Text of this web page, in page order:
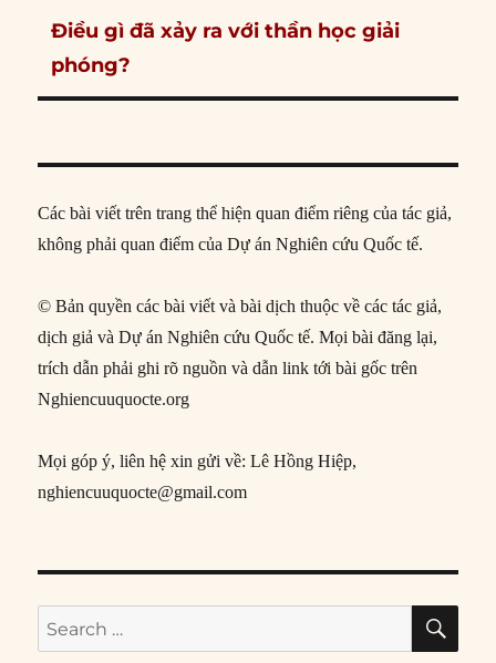
Next
post:
Điều gì đã xảy ra với thần học giải
phóng?
Các bài viết trên trang thể hiện quan điểm riêng của tác giả,
không phải quan điểm của Dự án Nghiên cứu Quốc tế.
© Bản quyền các bài viết và bài dịch thuộc về các tác giả,
dịch giả và Dự án Nghiên cứu Quốc tế. Mọi bài đăng lại,
trích dẫn phải ghi rõ nguồn và dẫn link tới bài gốc trên
Nghiencuuquocte.org
Mọi góp ý, liên hệ xin gửi về: Lê Hồng Hiệp,
nghiencuuquocte@gmail.com
Search
for: